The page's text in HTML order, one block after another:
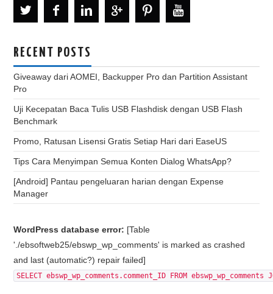
RECENT POSTS
Giveaway dari AOMEI, Backupper Pro dan Partition Assistant
Pro
Uji Kecepatan Baca Tulis USB Flashdisk dengan USB Flash
Benchmark
Promo, Ratusan Lisensi Gratis Setiap Hari dari EaseUS
Tips Cara Menyimpan Semua Konten Dialog WhatsApp?
[Android] Pantau pengeluaran harian dengan Expense
Manager
WordPress database error: [Table
'./ebsoftweb25/ebswp_wp_comments' is marked as crashed
and last (automatic?) repair failed]
SELECT ebswp_wp_comments.comment_ID FROM